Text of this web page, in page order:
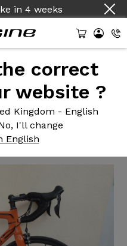
in 4 weeks
correct
website ?
Kingdom - English
I'll change
English
350 Ultegra R-Sys
350